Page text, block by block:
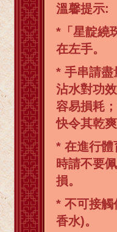
溫馨提示:
*「星靛繞
在左手。
* 手串請盡
沾水對功
容易損耗
快令其乾爽
* 在進行體
時請不要
損。
* 不可接觸
香水)。